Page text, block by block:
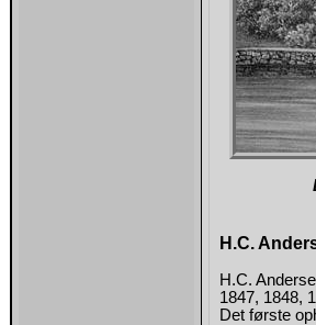
H.C.
H.C.
1847, 1848,
Det første